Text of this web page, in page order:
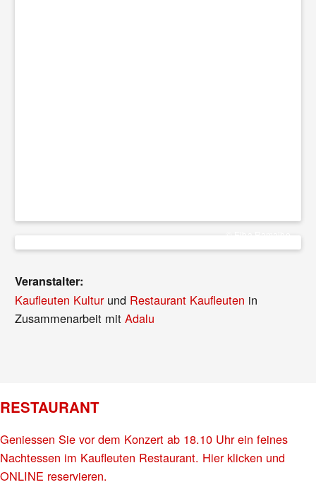
Veranstalter:
Kaufleuten Kulturund Restaurant Kaufleuten in
Zusammenarbeit mitAdalu
RESTAURANT
Geniessen Sie vor dem Konzert ab 18.10 Uhr ein feines
Nachtessen im Kaufleuten Restaurant. Hier klicken und
ONLINE reservieren.